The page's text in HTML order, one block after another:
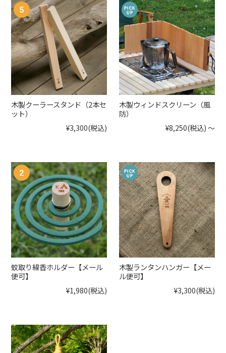
木製クーラースタンド（2本セ
ット）
¥3,300(税込)
木製ウィンドスクリーン（風
防）
¥8,250(税込) ～
蚊取り線香ホルダー【メール
便可】
¥1,980(税込)
木製ランタンハンガー【メー
ル便可】
¥3,300(税込)